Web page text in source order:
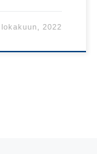
lokakuun, 2022